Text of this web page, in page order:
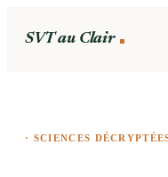
SVT au Clair
· SCIENCES